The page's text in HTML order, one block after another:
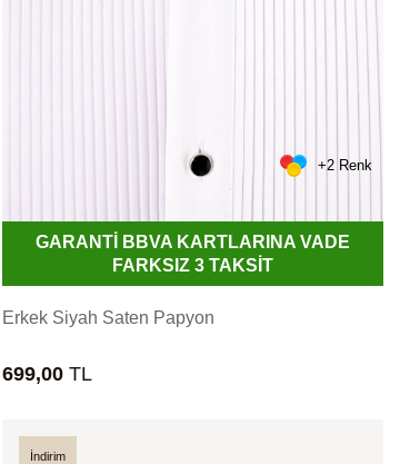
+2 Renk
GARANTİ BBVA KARTLARINA VADE
FARKSIZ 3 TAKSİT
Erkek Siyah Saten Papyon
699,00TL
İndirim